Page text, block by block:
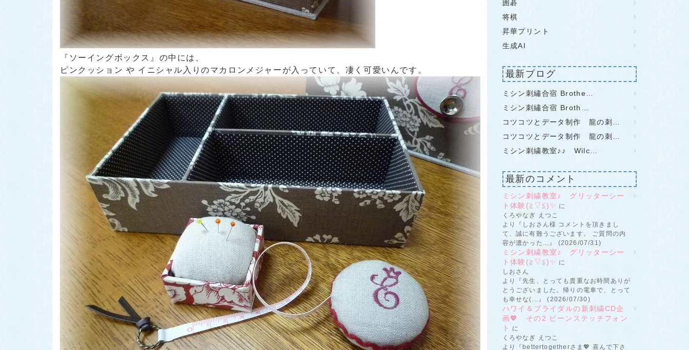
『ソーイングボックス』 の中には、
ピンクッション や イニシャル入りのマカロンメジャー が入っていて、凄く可愛いんです。
囲碁
将棋
昇華プリント
生成AI
最新ブログ
ミシン刺繡合宿 Brothe…
ミシン刺繡合宿 Broth…
コツコツとデータ制作 龍の刺…
コツコツとデータ制作 龍の刺…
ミシン刺繍教室♪♪ Wilc…
最新のコメント
ミシン刺繍教室♪ グリッターシー
ト体験(≧▽≦)✨ に
くろやなぎ えつこ
より『しおさん様 コメントを頂きまし
て、誠に有難うございます。 ご質問の内
容が濃かった...』 (2026/07/31)
ミシン刺繍教室♪ グリッターシー
ト体験(≧▽≦)✨ に
しおさん
より『先生、とっても貴重なお時間ありが
とうございました。帰りの電車で、とって
も幸せな(...』 (2026/07/30)
ハワイ＆ブライダルの新刺繍CD企
画💖 その2 ビーンステッチフォン
ト
に
くろやなぎ えつこ
より『bettertogetherさま💖 喜んで下さ